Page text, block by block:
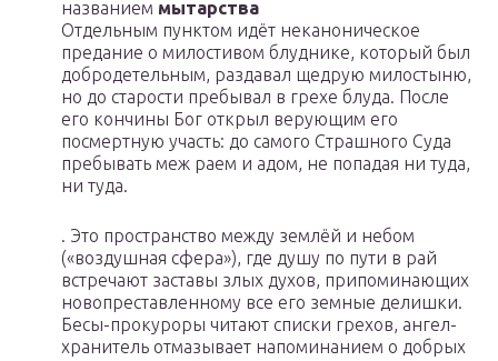
названием мытарства
Отдельным пунктом идёт неканоническое
предание о милостивом блуднике, который был
добродетельным, раздавал щедрую милостыню,
но до старости пребывал в грехе блуда. После
его кончины Бог открыл верующим его
посмертную участь: до самого Страшного Суда
пребывать меж раем и адом, не попадая ни туда,
ни туда.
. Это пространство между землёй и небом
(«воздушная сфера»), где душу по пути в рай
встречают заставы злых духов, припоминающих
новопреставленному все его земные делишки.
Бесы-прокуроры читают списки грехов, ангел-
хранитель отмазывает напоминанием о добрых